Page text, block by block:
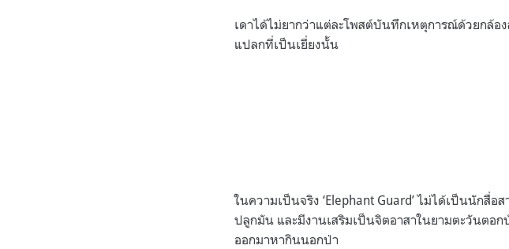
เดาได้ไม่ยากว่าแต่ละโพสต์บันทึกเหตุการณ์ด้วยกล้
แปลกที่เป็นเยี่ยงนั้น
ในความเป็นจริง ‘Elephant Guard’ ไม่ได้เป็นนักสื่
ปลูกมัน และมีงานเสริมเป็นจิตอาสาในยามตะวันตอ
ออกมาหากินนอกป่า